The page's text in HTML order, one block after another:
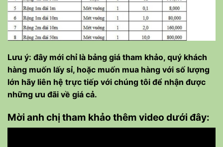
Lưu ý: đây mới chỉ là bảng giá tham khảo, quý khách
hàng muốn lấy sỉ, hoặc muốn mua hàng với số lượng
lớn hãy liên hệ trực tiếp với chúng tôi để nhận được
những ưu đãi về giá cả.
Mời anh chị tham khảo thêm video dưới đây: